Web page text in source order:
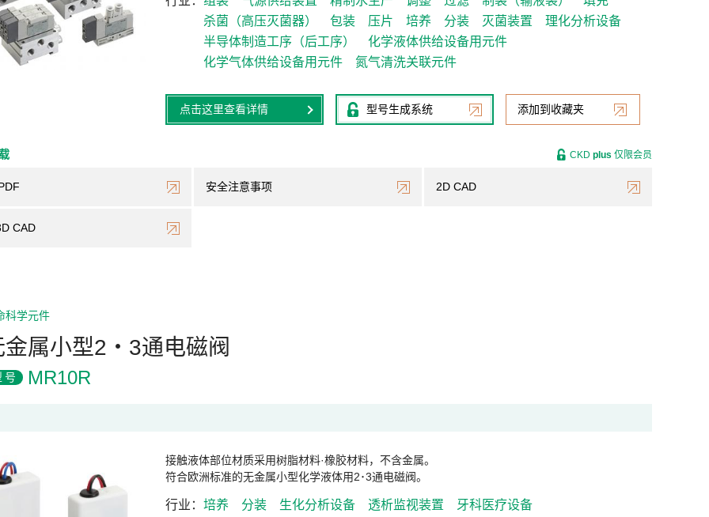
杀菌（高压灭菌器）
包装 压片 培养 分装 灭菌装置
理化分析设备
半导体制造工序（后工序）
化学液体供给设备用元件
化学气体供给设备用元件
氮气清洗关联元件
点击这里查看详情 型号生成系统 添加到收藏夹
安全注意事项 2D CAD
CAD
CKD plus 仅限会员
科学元件
金属小型2・3通电磁阀
号 MR10R
接触液体部位材质采用树脂材料·橡胶材料，不含金属。
符合欧洲标准的无金属小型化学液体用2･3通电磁阀。
行业 培养 分装 生化分析设备 透析监视装置 牙科医疗设备